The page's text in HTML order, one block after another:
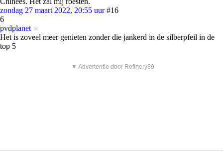
zondag 27 maart 2022, 20:55 uur #16
6
pvdplanet
Het is zoveel meer genieten zonder die jankerd in de silberpfeil in de
top 5
▼ Advertentie door Refinery89